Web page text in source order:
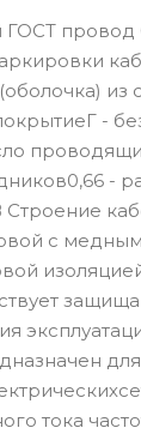
ГОСТ провод
из
-
-
с
тока